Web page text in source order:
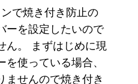
で焼き付き防止の
ーを設定したいので
ん。 まずはじめに現
使っている場合、
ませんので焼き付き